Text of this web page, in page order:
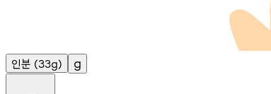
인분 (33g) g